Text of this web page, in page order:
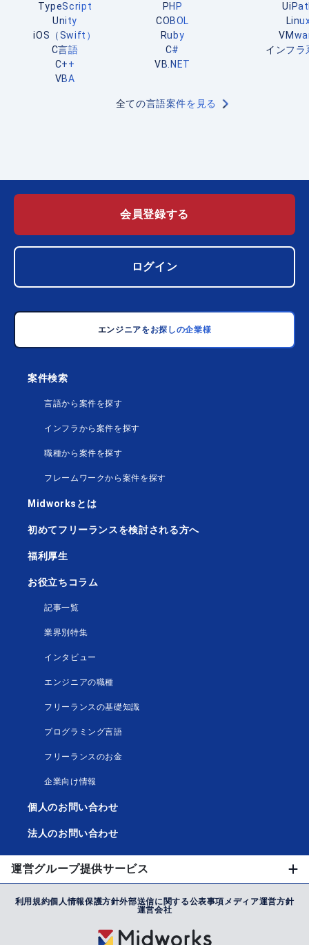
TypeScript
PHP
Unity
COBOL
iOS（Swift）
Ruby
C言語
C#
C++
VB.NET
VBA
全ての言語案件を見る
インフラ
会員登録する
ログイン
エンジニアをお探しの企業様
案件検索
言語から案件を探す
インフラから案件を探す
職種から案件を探す
フレームワークから案件を探す
Midworksとは
初めてフリーランスを検討される方へ
福利厚生
お役立ちコラム
記事一覧
業界別特集
インタビュー
エンジニアの職種
フリーランスの基礎知識
プログラミング言語
フリーランスのお金
企業向け情報
個人のお問い合わせ
法人のお問い合わせ
運営グループ提供サービス
利用規約個人情報保護方針外部送信に関する公表事項メディア運営方針
運営会社